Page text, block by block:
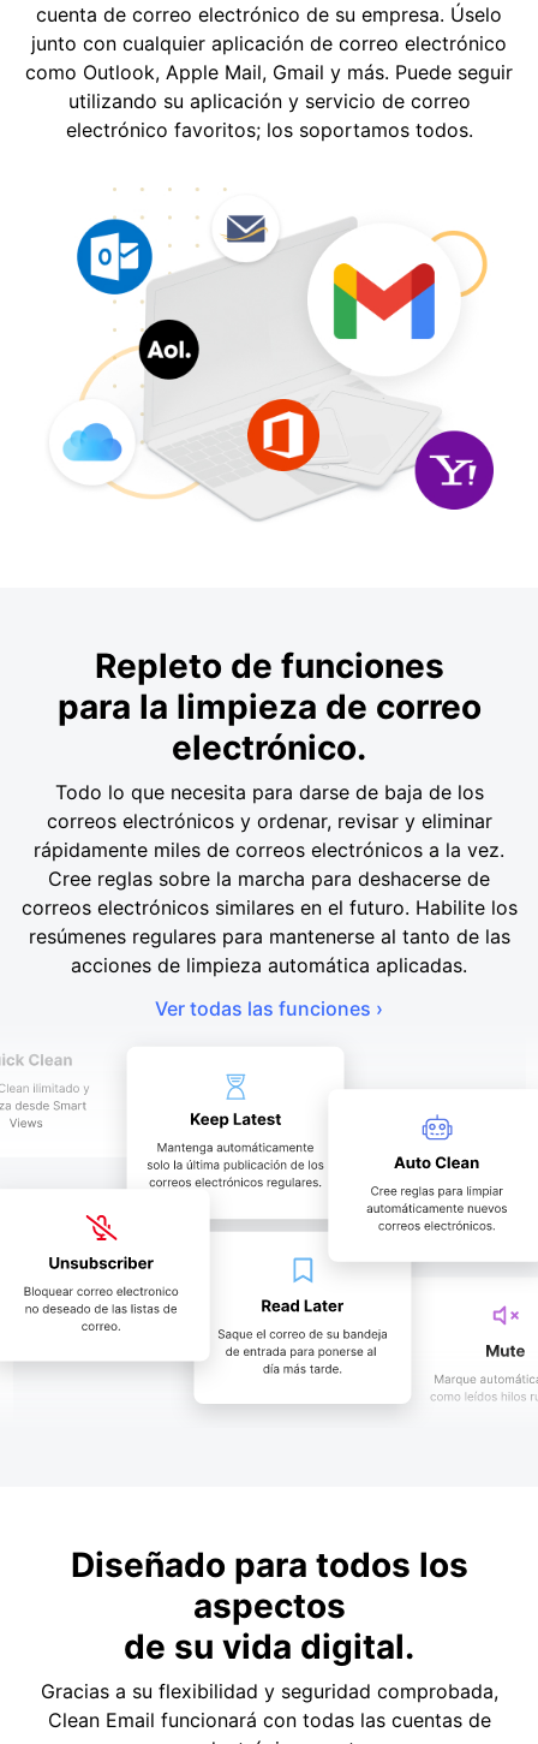
cuenta de correo electrónico de su empresa. Úselo
junto con cualquier aplicación de correo electrónico
como Outlook, Apple Mail, Gmail y más. Puede seguir
utilizando su aplicación y servicio de correo
electrónico favoritos; los soportamos todos.
Repleto de funciones
para la limpieza de correo
electrónico.
Todo lo que necesita para darse de baja de los
correos electrónicos y ordenar, revisar y eliminar
rápidamente miles de correos electrónicos a la vez.
Cree reglas sobre la marcha para deshacerse de
correos electrónicos similares en el futuro. Habilite los
resúmenes regulares para mantenerse al tanto de las
acciones de limpieza automática aplicadas.
Ver todas las funciones ›
Diseñado para todos los
aspectos
de su vida digital.
Gracias a su flexibilidad y seguridad comprobada,
Clean Email funcionará con todas las cuentas de